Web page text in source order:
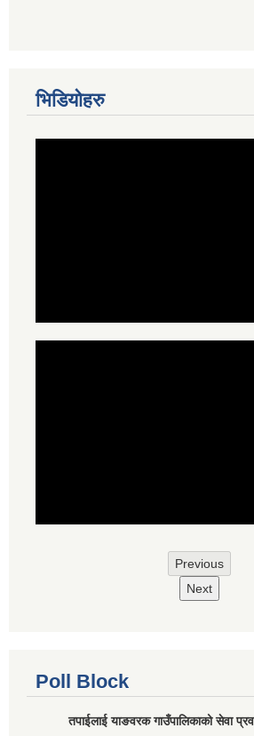
भिडियोहरु
Previous
Next
Poll Block
तपाईलाई याङवरक गाउँपालिकाको सेवा